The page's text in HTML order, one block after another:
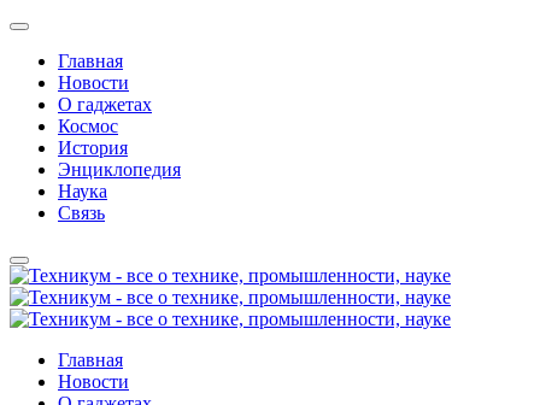
Главная
Новости
О гаджетах
Космос
История
Энциклопедия
Наука
Связь
Главная
Новости